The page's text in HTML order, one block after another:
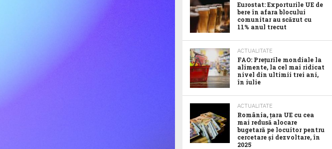
Eurostat: Exporturile UE de
bere în afara blocului
comunitar au scăzut cu
11% anul trecut
ACTUALITATE
FAO: Prețurile mondiale la
alimente, la cel mai ridicat
nivel din ultimii trei ani,
în iulie
ACTUALITATE
România, țara UE cu cea
mai redusă alocare
bugetară pe locuitor pentru
cercetare și dezvoltare, în
2025